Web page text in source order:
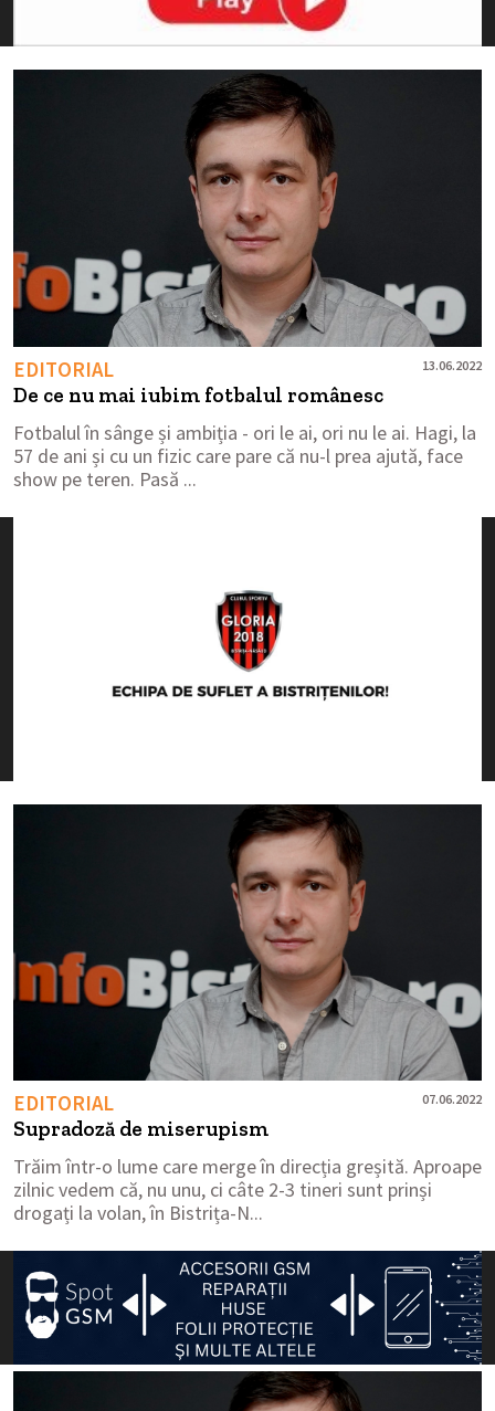
EDITORIAL 13.06.2022
De ce nu mai iubim fotbalul românesc
Fotbalul în sânge și ambiția - ori le ai, ori nu le ai. Hagi, la
57 de ani și cu un fizic care pare că nu-l prea ajută, face
show pe teren. Pasă ...
EDITORIAL 07.06.2022
Supradoză de miserupism
Trăim într-o lume care merge în direcția greșită. Aproape
zilnic vedem că, nu unu, ci câte 2-3 tineri sunt prinși
drogați la volan, în Bistrița-N...